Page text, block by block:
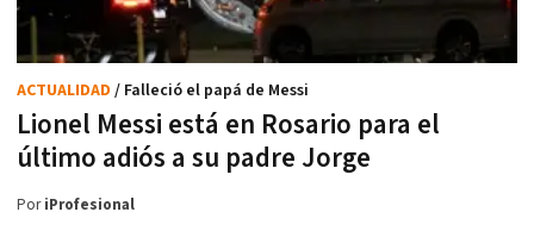
Lionel Messi está en Rosario para el
último adiós a su padre Jorge
ACTUALIDAD / Falleció el papá de Messi
PoriProfesional